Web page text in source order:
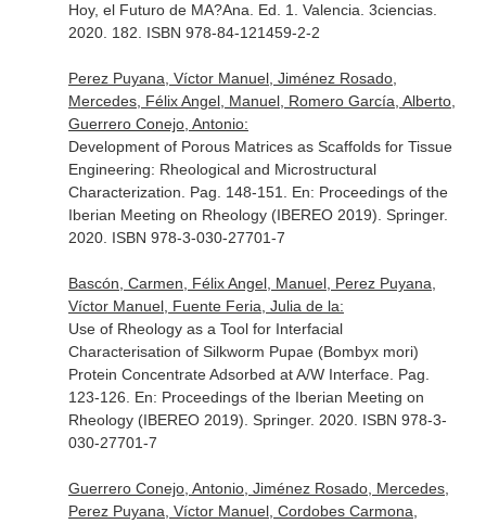
Hoy, el Futuro de MA?Ana . Ed. 1. Valencia. 3ciencias.
2020. 182. ISBN 978-84-121459-2-2
Perez Puyana, Víctor Manuel, Jiménez Rosado,
Mercedes, Félix Angel, Manuel, Romero García, Alberto,
Guerrero Conejo, Antonio:
Development of Porous Matrices as Scaffolds for Tissue
Engineering: Rheological and Microstructural
Characterization. Pag. 148-151. En: Proceedings of the
Iberian Meeting on Rheology (IBEREO 2019) . Springer.
2020. ISBN 978-3-030-27701-7
Bascón, Carmen, Félix Angel, Manuel, Perez Puyana,
Víctor Manuel, Fuente Feria, Julia de la:
Use of Rheology as a Tool for Interfacial
Characterisation of Silkworm Pupae (Bombyx mori)
Protein Concentrate Adsorbed at A/W Interface. Pag.
123-126. En: Proceedings of the Iberian Meeting on
Rheology (IBEREO 2019) . Springer. 2020. ISBN 978-3-
030-27701-7
Guerrero Conejo, Antonio, Jiménez Rosado, Mercedes,
Perez Puyana, Víctor Manuel, Cordobes Carmona,